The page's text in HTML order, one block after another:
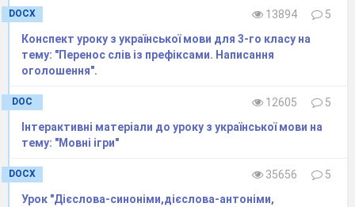
Монастир розташований на схилі гори,
укритої густим лісом. Тут бринять джерела
чистої води, холодної будь-якої пори року.
Коли людина після крутого підйому
лісової дороги виходить на простору
площу перед монастирем, її вражає краса
цього 26 місця. Тут багато квітів, навкруги
— темні стіни лісу. Яке все це далеке від
суєти пляжного життя, від натовпів на
вузенькій смузі узбережжя!
DOCX 13894
5
Конспект уроку з української мови для 3-го класу на
тему: "Перенос слів із префіксами. Написання
оголошення".
DOC 12605
5
Інтерактивні матеріали до уроку з української мови на
тему: "Мовні ігри"
DOCX 35656
5
Урок "Дієслова-синоніми,дієслова-антоніми,